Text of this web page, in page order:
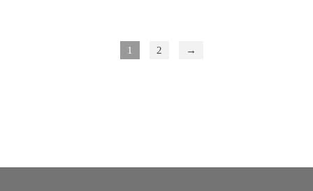
1 2 →